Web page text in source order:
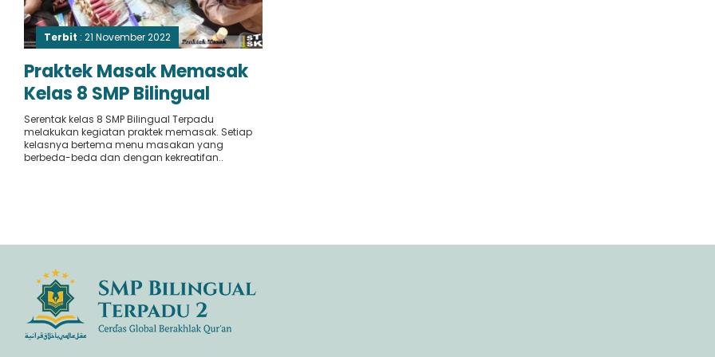
Terbit : 21 November 2022
Praktek Masak Memasak
Kelas 8 SMP Bilingual
Terpadu
Serentak kelas 8 SMP Bilingual Terpadu
melakukan kegiatan praktek memasak. Setiap
kelasnya bertema menu masakan yang
berbeda-beda dan dengan kekreatifan..